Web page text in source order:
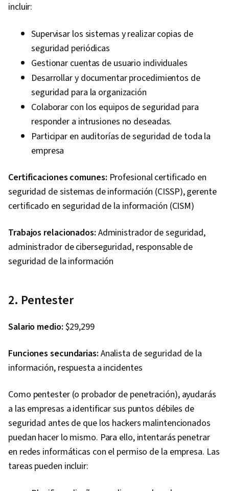
incluir:
Supervisar los sistemas y realizar copias de
seguridad periódicas
Gestionar cuentas de usuario individuales
Desarrollar y documentar procedimientos de
seguridad para la organización
Colaborar con los equipos de seguridad para
responder a intrusiones no deseadas.
Participar en auditorías de seguridad de toda la
empresa
Certificaciones comunes: Profesional certificado en
seguridad de sistemas de información (CISSP), gerente
certificado en seguridad de la información (CISM)
Trabajos relacionados: Administrador de seguridad,
administrador de ciberseguridad, responsable de
seguridad de la información
2. Pentester
Salario medio: $29,299
Funciones secundarias: Analista de seguridad de la
información, respuesta a incidentes
Como pentester (o probador de penetración), ayudarás
a las empresas a identificar sus puntos débiles de
seguridad antes de que los hackers malintencionados
puedan hacer lo mismo. Para ello, intentarás penetrar
en redes informáticas con el permiso de la empresa. Las
tareas pueden incluir: